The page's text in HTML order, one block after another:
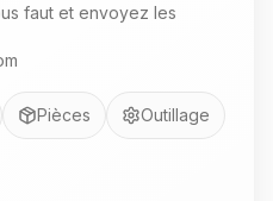
faut et envoyez les
Pièces Outillage